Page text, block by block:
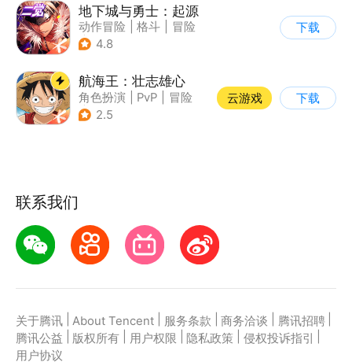
地下城与勇士：起源
动作冒险 格斗
冒险
| 地下城与勇士
4.8
下载
航海王：壮志雄心
角色扮演 PvP
冒险
| 航海
2.5
云游戏 下载
联系我们
关于腾讯 About Tencent 服务条款 商务洽谈 腾讯招聘
腾讯公益
版权所有 用户权限 隐私政策 侵权投诉指引
用户协议